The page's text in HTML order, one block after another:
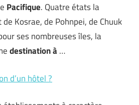
Pacifique. Quatre états la
Kosrae, de Pohnpei, de Chuuk
ses nombreuses îles, la
destination à …
d’un hôtel ?